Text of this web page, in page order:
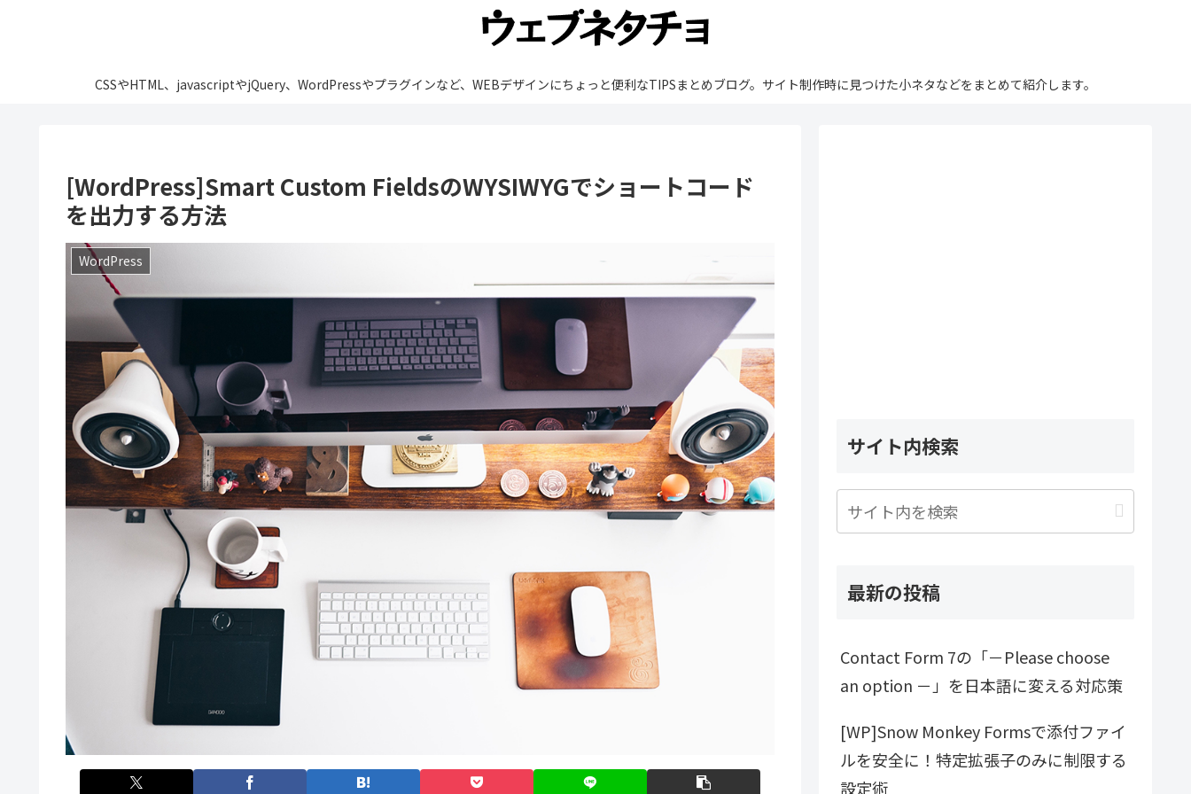
CSSやHTML、javascriptやjQuery、WordPressやプラグインなど、WEBデザインにちょっと便利なTIPSまとめブログ。サイト制作時に見つけた小ネタなどをまとめて紹介します。
[WordPress]Smart Custom FieldsのWYSIWYGでショートコード
を出力する方法
WordPress
サイト内検索
最新の投稿
Contact Form 7の「－Please choose
an option －」を日本語に変える対応策
[WP]Snow Monkey Formsで添付ファイ
ルを安全に！特定拡張子のみに制限する
設定術